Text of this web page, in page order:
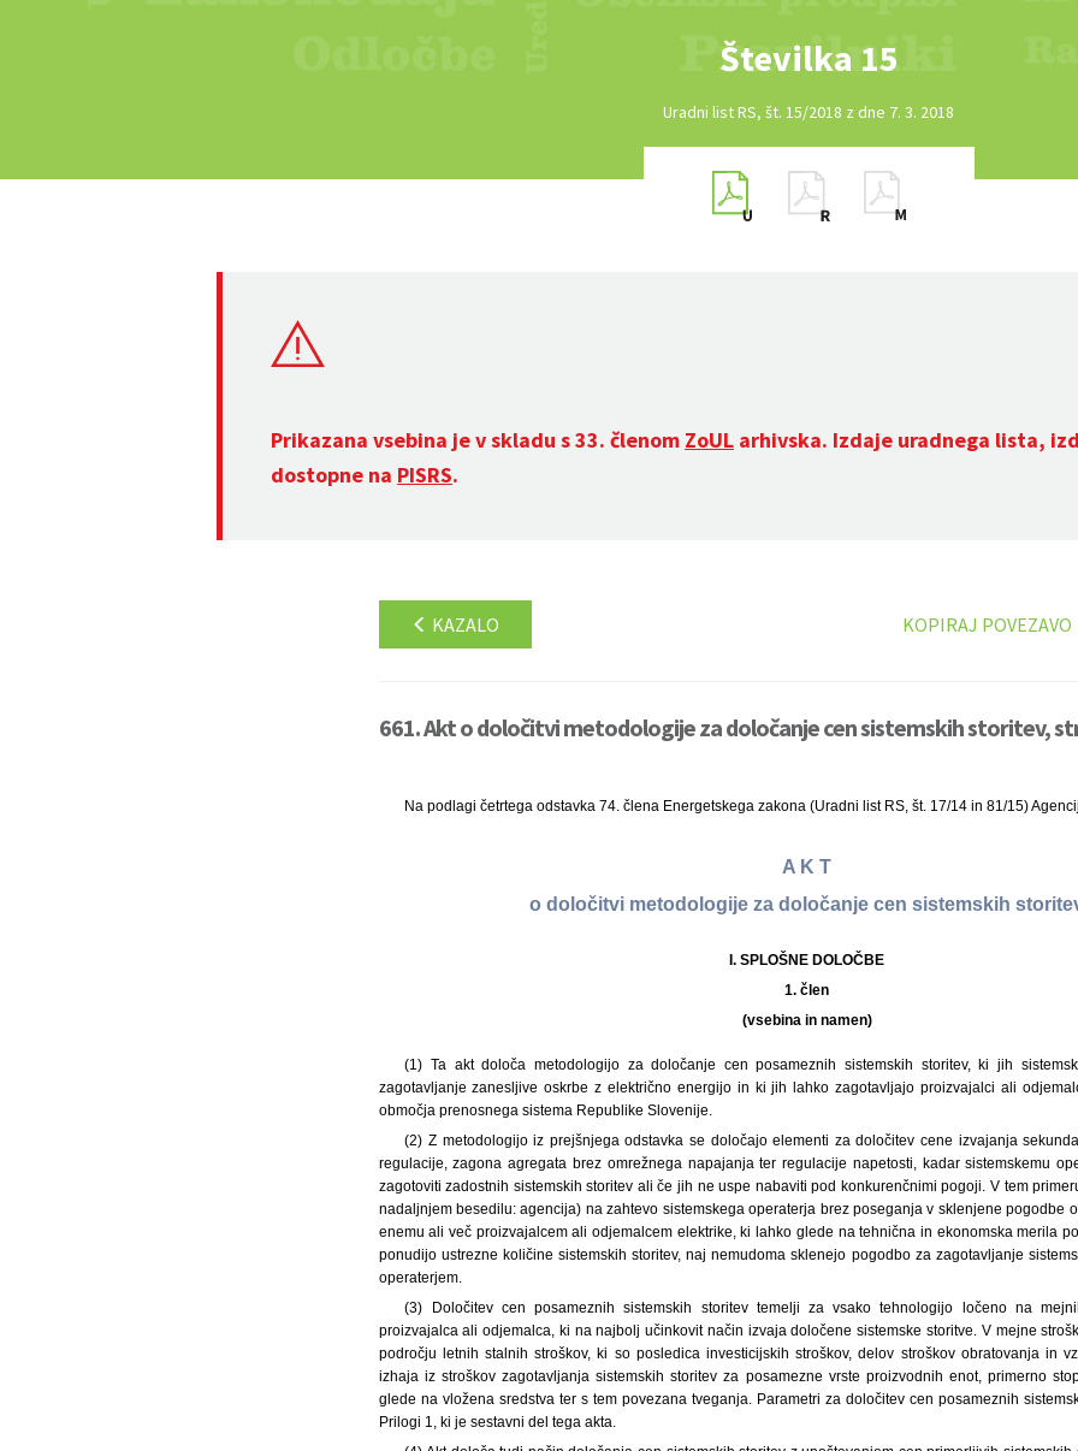
Številka 15
Uradni list RS, št. 15/2018 z dne 7. 3. 2018
Prikazana vsebina je v skladu s 33. členom ZoUL arhivska. Izdaje uradnega lista,
dostopne na PISRS.
KAZALO KOPIRAJ POVEZAVO
661. Akt o določitvi metodologije za določanje cen sistemskih storitev,
Na podlagi četrtega odstavka 74. člena Energetskega zakona (Uradni list RS, št. 17/14 in 81/15)
A K T
o določitvi metodologije za določanje cen sistemskih
I. SPLOŠNE DOLOČBE
1. člen
(vsebina in namen)
(1) Ta akt določa metodologijo za določanje cen posameznih sistemskih storitev, ki jih
zagotavljanje zanesljive oskrbe z električno energijo in ki jih lahko zagotavljajo proizvajalci ali
območja prenosnega sistema Republike Slovenije.
(2) Z metodologijo iz prejšnjega odstavka se določajo elementi za določitev cene izvajanja
regulacije, zagona agregata brez omrežnega napajanja ter regulacije napetosti, kadar sistemskemu
zagotoviti zadostnih sistemskih storitev ali če jih ne uspe nabaviti pod konkurenčnimi pogoji. V tem
nadaljnjem besedilu: agencija) na zahtevo sistemskega operaterja brez poseganja v sklenjene pogodbe
enemu ali več proizvajalcem ali odjemalcem elektrike, ki lahko glede na tehnična in ekonomska merila
ponudijo ustrezne količine sistemskih storitev, naj nemudoma sklenejo pogodbo za zagotavljanje
operaterjem.
(3) Določitev cen posameznih sistemskih storitev temelji za vsako tehnologijo ločeno na
proizvajalca ali odjemalca, ki na najbolj učinkovit način izvaja določene sistemske storitve. V mejne
področju letnih stalnih stroškov, ki so posledica investicijskih stroškov, delov stroškov obratovanja in
izhaja iz stroškov zagotavljanja sistemskih storitev za posamezne vrste proizvodnih enot, primerno
glede na vložena sredstva ter s tem povezana tveganja. Parametri za določitev cen posameznih
Prilogi 1, ki je sestavni del tega akta.